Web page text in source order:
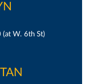
(at W. 6th St)